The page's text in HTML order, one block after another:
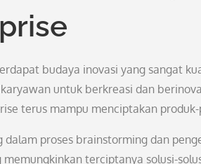
budaya inovasi yang sangat
untuk berkreasi dan
terus mampu menciptakan
proses brainstorming dan
terciptanya solusi-